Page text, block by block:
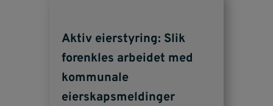
Aktiv eierstyring: Slik
forenkles arbeidet med
kommunale
eierskapsmeldinger